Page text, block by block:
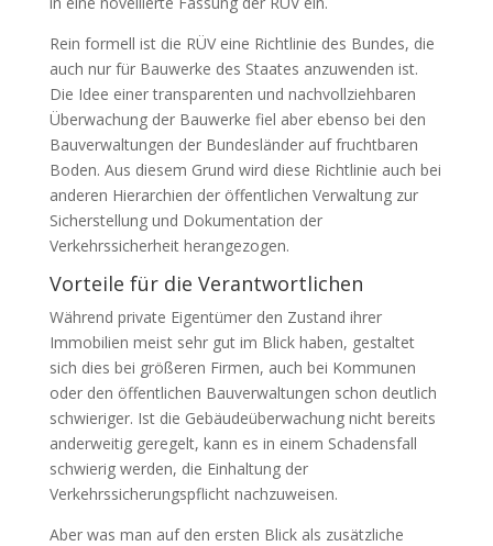
Rein formell ist die RÜV eine Richtlinie des Bundes, die
auch nur für Bauwerke des Staates anzuwenden ist.
Die Idee einer transparenten und nachvollziehbaren
Überwachung der Bauwerke fiel aber ebenso bei den
Bauverwaltungen der Bundesländer auf fruchtbaren
Boden. Aus diesem Grund wird diese Richtlinie auch bei
anderen Hierarchien der öffentlichen Verwaltung zur
Sicherstellung und Dokumentation der
Verkehrssicherheit herangezogen.
Vorteile für die Verantwortlichen
Während private Eigentümer den Zustand ihrer
Immobilien meist sehr gut im Blick haben, gestaltet
sich dies bei größeren Firmen, auch bei Kommunen
oder den öffentlichen Bauverwaltungen schon deutlich
schwieriger. Ist die Gebäudeüberwachung nicht bereits
anderweitig geregelt, kann es in einem Schadensfall
schwierig werden, die Einhaltung der
Verkehrssicherungspflicht nachzuweisen.
Aber was man auf den ersten Blick als zusätzliche